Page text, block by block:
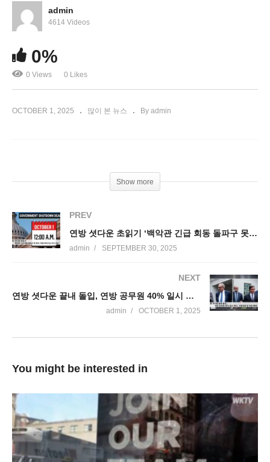
미국 이민 신청서들 중에 사기 27.5%, 불법 포함하면
50% 이민 사기 포착
admin
4614 Videos
0%
0 Views 0 Likes
OCTOBER 1, 2025 많이 본 뉴스 By admin
Show more
PREV
연방 셧다운 초읽기 ‘백악관 긴급 회동 돌파구 못 찾아, 막판 피하기는 아직 가능’
admin SEPTEMBER 30, 2025
NEXT
연방 셧다운 끝내 돌입, 연방 공무원 40% 일시 해고, 국립공원 등 부분 폐쇄
admin OCTOBER 1, 2025
You might be interested in